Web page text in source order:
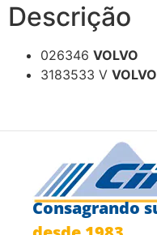
Descrição
026346 VOLVO
3183533 V VOLVO
Consagrando